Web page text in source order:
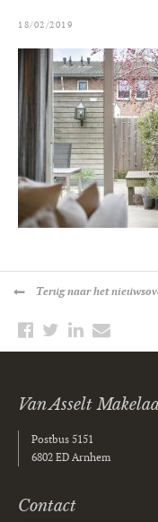
18/02/2019
Terugnaar het
Van Asselt
Postbus 5151
6802 ED Arnhem
Contact